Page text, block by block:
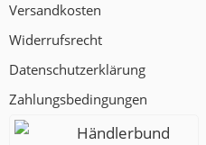
Versandkosten
Widerrufsrecht
Datenschutzerklärung
Zahlungsbedingungen
Händlerbund